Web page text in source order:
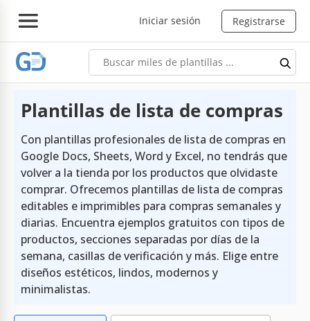
Iniciar sesión Registrarse
Plantillas de lista de compras
Con plantillas profesionales de lista de compras en
Google Docs, Sheets, Word y Excel, no tendrás que
volver a la tienda por los productos que olvidaste
comprar. Ofrecemos plantillas de lista de compras
editables e imprimibles para compras semanales y
diarias. Encuentra ejemplos gratuitos con tipos de
productos, secciones separadas por días de la
semana, casillas de verificación y más. Elige entre
diseños estéticos, lindos, modernos y
minimalistas.